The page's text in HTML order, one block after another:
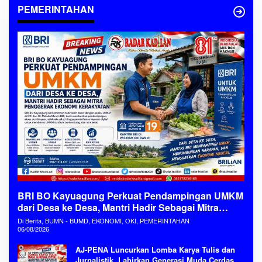
PEMERINTAHAN
BRI BO Kayuagung Perkuat Pendampingan UMKM
dari Desa ke Desa, Mantri Hadir Sebagai Mitra
Penggerak Ekonomi Kerakyatan
Di Berita, BUMN - BUMD, EKONOMI, OKI, PEMERINTAHAN
06/08/2026
AJ-PENA Luncurkan Lomba Karya Tulis dan